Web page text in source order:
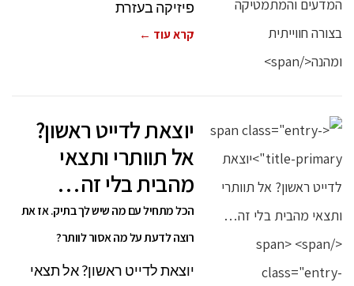
פיזיקה בעזרת
קרא עוד ←
יוצאת לדייט ראשון?
אל תוותרי ותצאי
מהבית בלי זה…
הכל מתחיל עם מה שיש לך בתיק. אז את
רוצה לדעת על מה אסור לוותר?
יוצאת לדייט ראשון? אל תצאי